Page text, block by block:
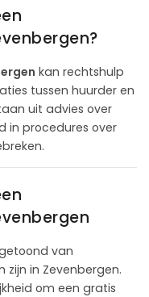
kan rechtshulp
tussen huurder en
uit advies over
in procedures over
van
in Zevenbergen.
om een gratis